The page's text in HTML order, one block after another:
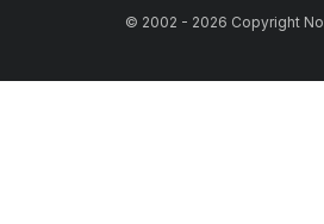
© 2002 - 2026 Copyright